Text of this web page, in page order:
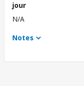
jour
N/A
Notes